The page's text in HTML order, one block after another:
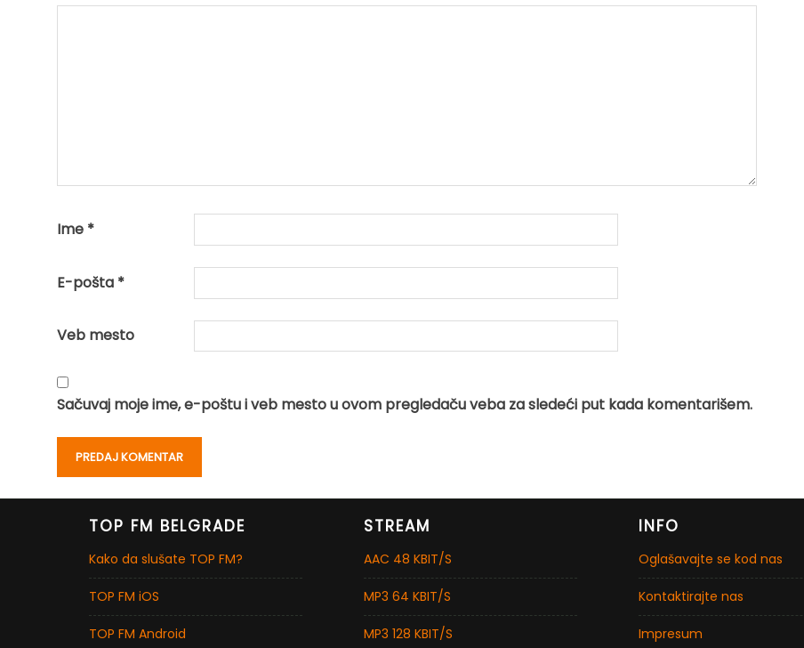
Ime *
E-pošta *
Veb mesto
Sačuvaj moje ime, e-poštu i veb mesto u ovom pregledaču veba za sledeći put kada komentarišem.
TOP FM BELGRADE
Kako da slušate TOP FM?
TOP FM iOS
TOP FM Android
STREAM
AAC 48 KBIT/S
MP3 64 KBIT/S
MP3 128 KBIT/S
INFO
Oglašavajte se kod nas
Kontaktirajte nas
Impresum